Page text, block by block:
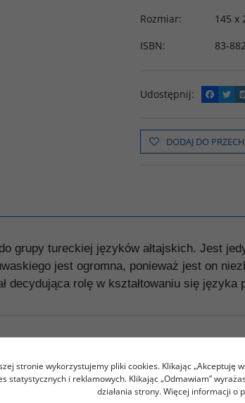
Rozmiar:
145 x
ISBN: 83-
Udostępnij:
F
a
e
b
o
T
w
t
t
e
DODAJ DO
grupy tureckiej języków ałtajskich. Jest
jest ogromna, ponieważ jest on
decydująca rolę w kształtowaniu się języka
Kupujący ten
G226
stronie wykorzystujemy pliki cookies. Klikając „Akceptuję
statystycznych i reklamowych. Klikając „Odmawiam”
działania strony. Więcej informacji o